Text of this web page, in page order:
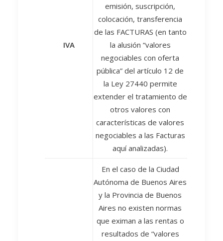
IVA
emisión, suscripción,
colocación, transferencia
de las FACTURAS (en tanto
la alusión “valores
negociables con oferta
pública” del artículo 12 de
la Ley 27440 permite
extender el tratamiento de
otros valores con
características de valores
negociables a las Facturas
aquí analizadas).
En el caso de la Ciudad
Autónoma de Buenos Aires
y la Provincia de Buenos
Aires no existen normas
que eximan a las rentas o
resultados de “valores